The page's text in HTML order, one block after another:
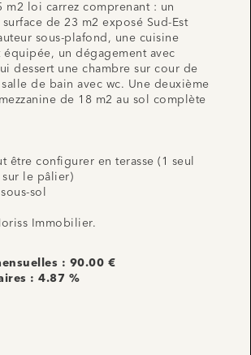
m2 loi carrez comprenant : un
de 23 m2 exposé Sud-Est
sous-plafond, une cuisine
équipée, un dégagement avec
dessert une chambre sur cour de
de bain avec wc. Une deuxième
de 18 m2 au sol complète
être configurer en terasse (1 seul
sur le pâlier)
sol
Immobilier.
: 90.00 €
: 4.87 %